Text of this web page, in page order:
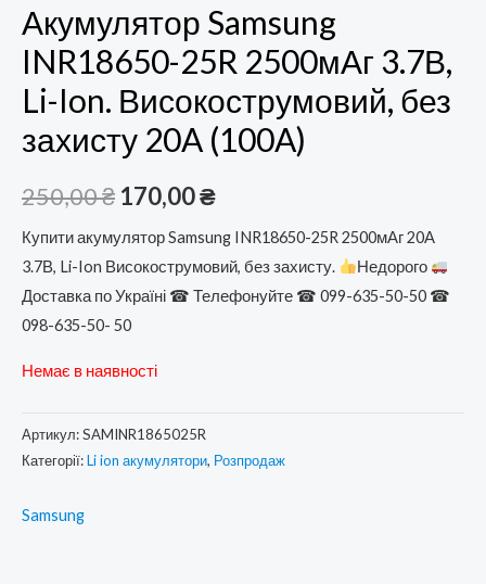
Акумулятор Samsung
INR18650-25R 2500мАг 3.7В,
Li-Ion. Високострумовий, без
захисту 20A (100A)
250,00₴ Оригінальна
ціна:
250,00 ₴.
170,00₴Поточна
ціна:
170,00 ₴.
Купити акумулятор Samsung INR18650-25R 2500мАг 20А
3.7В, Li-Ion Високострумовий, без захисту.
Недорого
Доставка по Україні ☎ Телефонуйте ☎ 099-635-50-50 ☎
098-635-50- 50
Немає в наявності
Артикул:SAMINR1865025R
Категорії:Li ion акумулятори, Розпродаж
Samsung